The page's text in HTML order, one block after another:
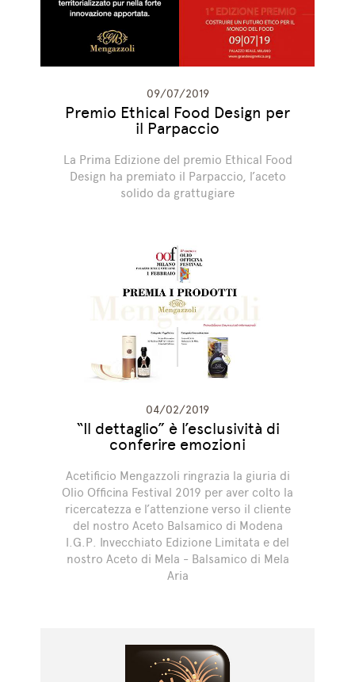
09/07/2019
Premio Ethical Food Design per
il Parpaccio
La Prima Edizione del premio Ethical Food
Design ha premiato il Parpaccio, l’aceto
solido da grattugiare
04/02/2019
“Il dettaglio” è l’esclusività di
conferire emozioni
Acetificio Mengazzoli ringrazia la giuria di
Olio Officina Festival 2019 per aver colto la
ricercatezza e l’attenzione verso il cliente
del nostro Aceto Balsamico di Modena
I.G.P. Invecchiato Edizione Limitata e del
nostro Aceto di Mela - Balsamico di Mela
Aria